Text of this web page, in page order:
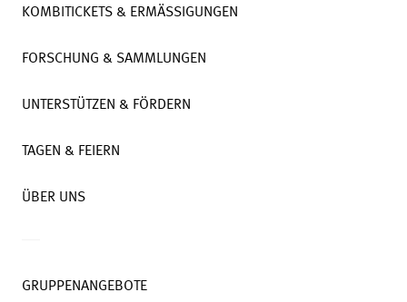
KOMBITICKETS & ERMÄSSIGUNGEN
FORSCHUNG & SAMMLUNGEN
UNTERSTÜTZEN & FÖRDERN
TAGEN & FEIERN
ÜBER UNS
GRUPPENANGEBOTE